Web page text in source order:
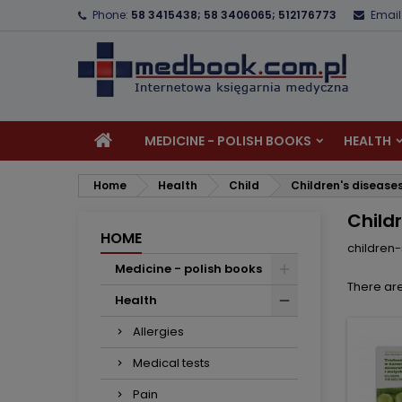
Phone: 58 3415438; 58 3406065; 512176773 Email:
MEDICINE - POLISH BOOKS HEALTH
Home Health Child Children's
HOME
Medicine - polish books
Health
Allergies
Medical tests
Pain
There